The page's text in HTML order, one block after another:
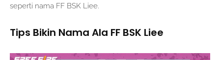
seperti nama FF BSK Liee.
Tips Bikin Nama Ala FF BSK Liee